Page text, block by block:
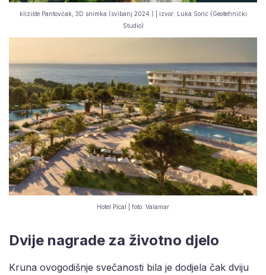
klizište Pantovčak, 3D snimka (svibanj 2024.) | izvor: Luka Sorić (Geotehnički
Studio)
Hotel Pical | foto: Valamar
Dvije nagrade za životno djelo
Kruna ovogodišnje svečanosti bila je dodjela čak dviju